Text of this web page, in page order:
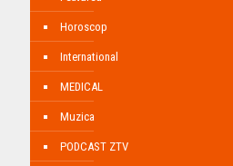
Horoscop
International
MEDICAL
Muzica
PODCAST ZTV